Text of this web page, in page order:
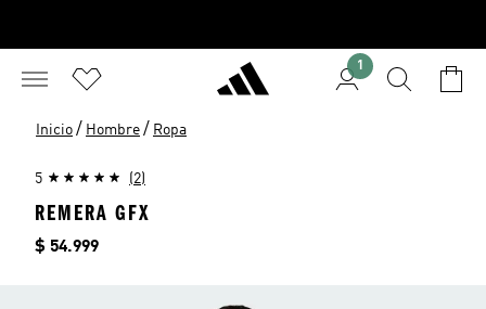
1
Inicio / Hombre / Ropa
5 (2)
REMERA GFX
Precio
$ 54.999